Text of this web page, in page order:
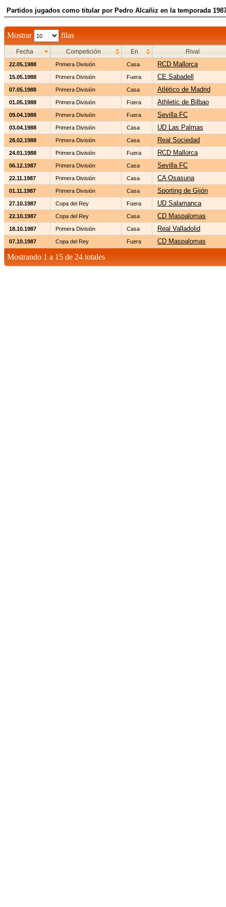
Partidos jugados como titular por Pedro Alcañiz en la temporada
Mostrar filas
Fecha Competición En Rival
22.05.1988 Primera División Casa RCD Mallorca
15.05.1988 Primera División Fuera CE Sabadell
07.05.1988 Primera División Casa Atlético de Madrid
01.05.1988 Primera División Fuera Athletic de Bilbao
09.04.1988 Primera División Fuera Sevilla FC
03.04.1988 Primera División Casa UD Las Palmas
28.02.1988 Primera División Casa Real Sociedad
24.01.1988 Primera División Fuera RCD Mallorca
06.12.1987 Primera División Casa Sevilla FC
22.11.1987 Primera División Casa CA Osasuna
01.11.1987 Primera División Casa Sporting de Gijón
27.10.1987 Copa del Rey Fuera UD Salamanca
22.10.1987 Copa del Rey Casa CD Maspalomas
18.10.1987 Primera División Casa Real Valladolid
07.10.1987 Copa del Rey Fuera CD Maspalomas
Mostrando 1 a 15 de 24 totales